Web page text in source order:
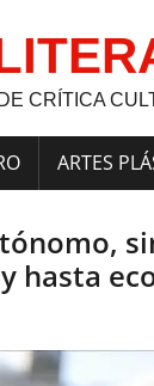
CRÍTICA
ARTES
hasta